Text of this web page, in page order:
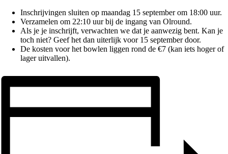
Inschrijvingen sluiten op maandag 15 september om 18:00 uur.
Verzamelen om 22:10 uur bij de ingang van Olround.
Als je je inschrijft, verwachten we dat je aanwezig bent. Kan je
toch niet? Geef het dan uiterlijk voor 15 september door.
De kosten voor het bowlen liggen rond de €7 (kan iets hoger of
lager uitvallen).